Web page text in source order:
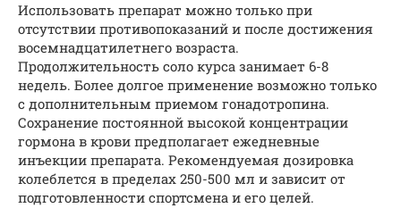
Использовать препарат можно только при
отсутствии противопоказаний и после достижения
восемнадцатилетнего возраста.
Продолжительность соло курса занимает 6-8
недель. Более долгое применение возможно только
с дополнительным приемом гонадотропина.
Сохранение постоянной высокой концентрации
гормона в крови предполагает ежедневные
инъекции препарата. Рекомендуемая дозировка
колеблется в пределах 250-500 мл и зависит от
подготовленности спортсмена и его целей.